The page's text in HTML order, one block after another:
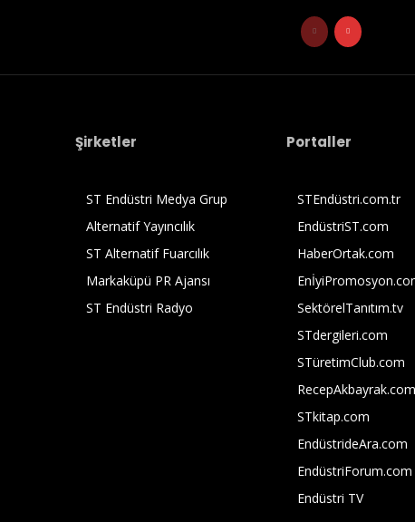
Şirketler
ST Endüstri Medya Grup
Alternatif Yayıncılık
ST Alternatif Fuarcılık
Markaküpü PR Ajansı
ST Endüstri Radyo
Portaller
STEndüstri.com.tr
EndüstriST.com
HaberOrtak.com
SektörelTanıtım.tv
STdergileri.com
STüretimClub.com
RecepAkbayrak.com
STkitap.com
EndüstrideAra.com
EndüstriForum.com
Endüstri TV